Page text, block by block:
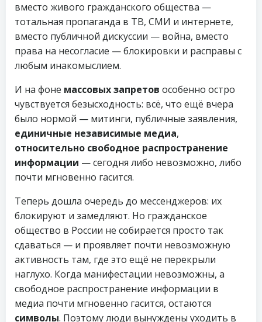
вместо живого гражданского общества —
тотальная пропаганда в ТВ, СМИ и интернете,
вместо публичной дискуссии — война, вместо
права на несогласие — блокировки и расправы с
любым инакомыслием.
И на фоне массовых запретов особенно остро
чувствуется безысходность: всё, что ещё вчера
было нормой — митинги, публичные заявления,
единичные независимые медиа,
относительно свободное распространение
информации — сегодня либо невозможно, либо
почти мгновенно гасится.
Теперь дошла очередь до мессенджеров: их
блокируют и замедляют. Но гражданское
общество в России не собирается просто так
сдаваться — и проявляет почти невозможную
активность там, где это ещё не перекрыли
наглухо. Когда манифестации невозможны, а
свободное распространение информации в
медиа почти мгновенно гасится, остаются
символы. Поэтому люди вынуждены уходить в